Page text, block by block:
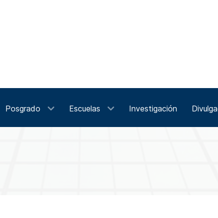
Posgrado Escuelas Investigación